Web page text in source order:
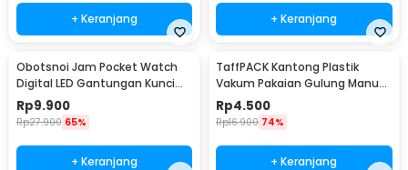
+ Keranjang + Keranjang
Obotsnoi Jam Pocket Watch
Digital LED Gantungan Kunci
Waterproof - PJX1600
Rp9.900
Rp27.900 65%
+ Keranjang
TaffPACK Kantong Plastik
Vakum Pakaian Gulung Manual
40x60cm 1 PCS - TR028
Rp4.500
Rp16.900 74%
+ Keranjang